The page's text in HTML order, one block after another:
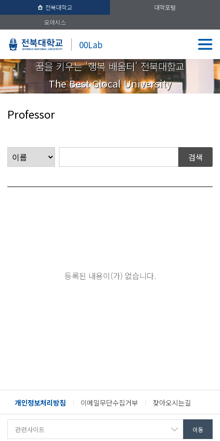
전북대학교
대학포털
오아시스
00Lab
꿈을 키우는 '행복 배움터' 전북대학교
The Best Glocal University
Professor
등록된 내용이(가) 없습니다.
개인정보처리방침 이메일무단수집거부 찾아오시는길